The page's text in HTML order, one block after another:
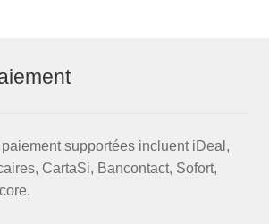
supportées incluent iDeal,
CartaSi, Bancontact, Sofort,